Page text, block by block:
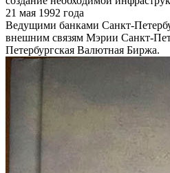
21 мая 1992 года
Ведущими банками Санкт-
внешним связям Мэрии Санкт-
Петербургская Валютная Биржа.